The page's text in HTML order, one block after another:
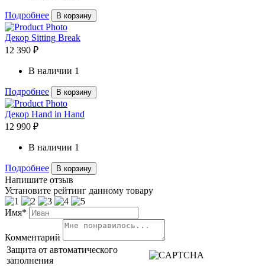
Подробнее В корзину
Декор Sitting Break
12 390 ₽
В наличии 1
Подробнее В корзину
Декор Hand in Hand
12 990 ₽
В наличии 1
Подробнее В корзину
Напишите отзыв
Установите рейтинг данному товару
Имя*
Комментарий
Защита от автоматического
заполнения